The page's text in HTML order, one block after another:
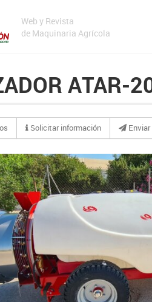
Web y Revista
de Maquinaria Agrícola
ATAR-
Solicitar información